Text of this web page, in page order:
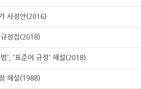
사정안(2016)
정집(2018)
', '표준어 규정' 해설(2018)
해설(1988)